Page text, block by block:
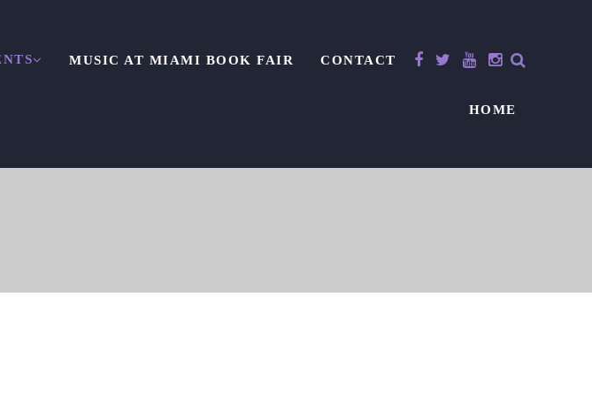
MUSIC AT MIAMI BOOK FAIR CONTACT
HOME